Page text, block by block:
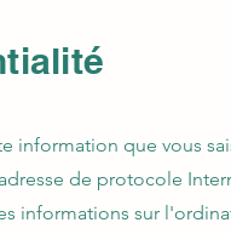
information que vous
de protocole
informations sur